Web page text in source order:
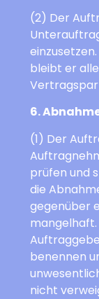
(2) Der
bleibt er
6.
(1) Der
prüfen und
die
gegenüber
mangelhaft.
benennen
nicht